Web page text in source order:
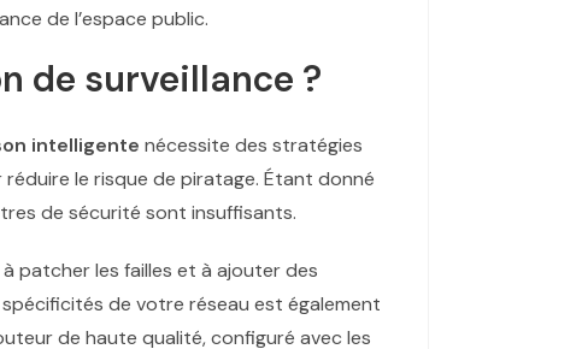
de l’espace public.
de surveillance ?
intelligente nécessite des stratégies
le risque de piratage. Étant donné
de sécurité sont insuffisants.
patcher les failles et à ajouter des
de votre réseau est également
de haute qualité, configuré avec les